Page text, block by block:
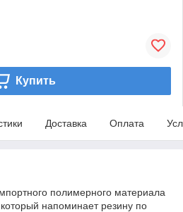
Купить
Доставка Оплата
полимерного материала
напоминает резину по